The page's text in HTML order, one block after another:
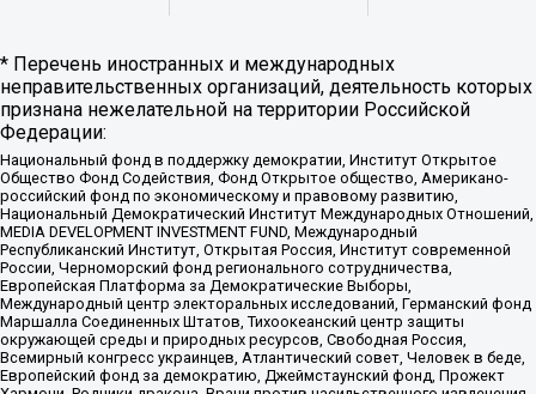
* Перечень иностранных и международных
неправительственных организаций, деятельность которых
признана нежелательной на территории Российской
Федерации:
Национальный фонд в поддержку демократии, Институт Открытое
Общество Фонд Содействия, Фонд Открытое общество, Американо-
российский фонд по экономическому и правовому развитию,
Национальный Демократический Институт Международных Отношений,
MEDIA DEVELOPMENT INVESTMENT FUND, Международный
Республиканский Институт, Открытая Россия, Институт современной
России, Черноморский фонд регионального сотрудничества,
Европейская Платформа за Демократические Выборы,
Международный центр электоральных исследований, Германский фонд
Маршалла Соединенных Штатов, Тихоокеанский центр защиты
окружающей среды и природных ресурсов, Свободная Россия,
Всемирный конгресс украинцев, Атлантический совет, Человек в беде,
Европейский фонд за демократию, Джеймстаунский фонд, Прожект